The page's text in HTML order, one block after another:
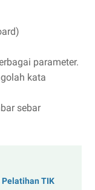
parameter.
kata
sebar
Pelatihan TIK